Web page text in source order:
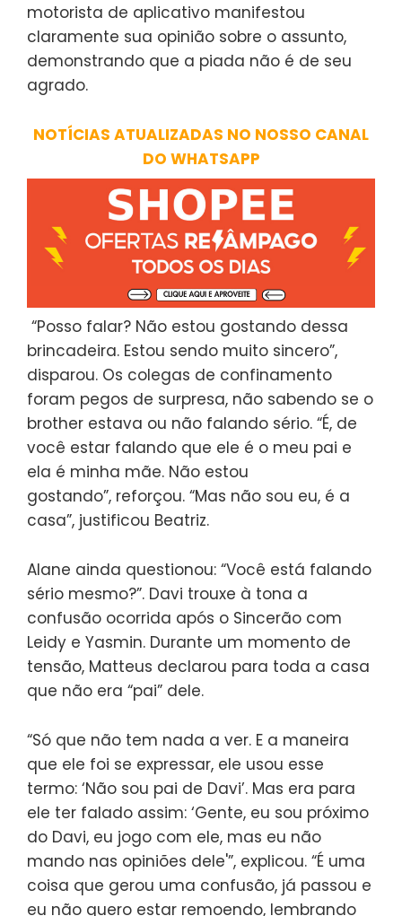
motorista de aplicativo manifestou
claramente sua opinião sobre o assunto,
demonstrando que a piada não é de seu
agrado.
NOTÍCIAS ATUALIZADAS NO NOSSO CANAL
DO WHATSAPP
“Posso falar? Não estou gostando dessa
brincadeira. Estou sendo muito sincero”,
disparou. Os colegas de confinamento
foram pegos de surpresa, não sabendo se o
brother estava ou não falando sério. “É, de
você estar falando que ele é o meu pai e
ela é minha mãe. Não estou
gostando”, reforçou. “Mas não sou eu, é a
casa”, justificou Beatriz.
Alane ainda questionou: “Você está falando
sério mesmo?”. Davi trouxe à tona a
confusão ocorrida após o Sincerão com
Leidy e Yasmin. Durante um momento de
tensão, Matteus declarou para toda a casa
que não era “pai” dele.
“Só que não tem nada a ver. E a maneira
que ele foi se expressar, ele usou esse
termo: ‘Não sou pai de Davi’. Mas era para
ele ter falado assim: ‘Gente, eu sou próximo
do Davi, eu jogo com ele, mas eu não
mando nas opiniões dele'”, explicou. “É uma
coisa que gerou uma confusão, já passou e
eu não quero estar remoendo, lembrando